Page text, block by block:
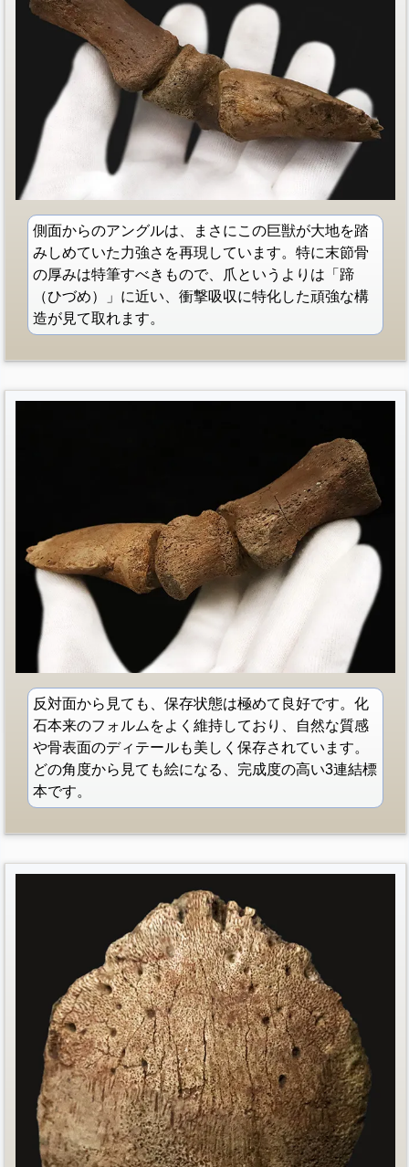
側面からのアングルは、まさにこの巨獣が大地を踏
みしめていた力強さを再現しています。特に末節骨
の厚みは特筆すべきもので、爪というよりは「蹄
（ひづめ）」に近い、衝撃吸収に特化した頑強な構
造が見て取れます。
反対面から見ても、保存状態は極めて良好です。化
石本来のフォルムをよく維持しており、自然な質感
や骨表面のディテールも美しく保存されています。
どの角度から見ても絵になる、完成度の高い3連結標
本です。